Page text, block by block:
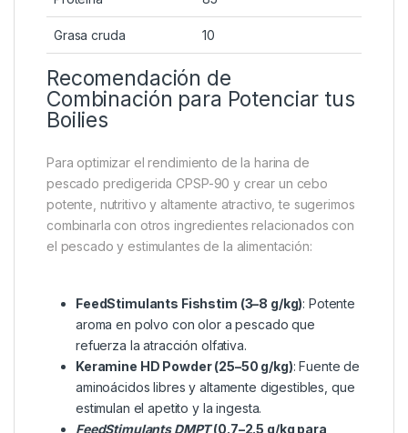
→ Entre 50 y 200 gramos por kilogramo de mezcla
seca, ajustando según otros ingredientes solubles y
el perfil del cebo deseado.
Análisis Nutricional
Componente Porcentaje (%)
Proteína 85
Grasa cruda 10
Recomendación de
Combinación para Potenciar tus
Boilies
Para optimizar el rendimiento de la harina de
pescado predigerida CPSP-90 y crear un cebo
potente, nutritivo y altamente atractivo, te sugerimos